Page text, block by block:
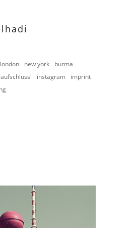
london new york
burma
instagram
imprint